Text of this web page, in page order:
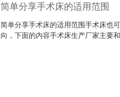
简单分享手术床的适用范围
简单分享手术床的适用范围手术床也
向，下面的内容手术床生产厂家主要